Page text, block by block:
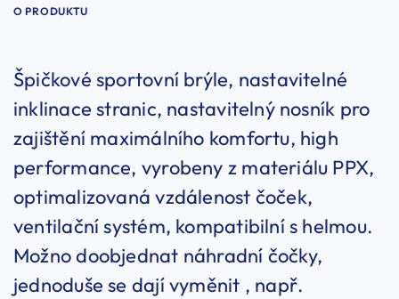
O PRODUKTU
Špičkové sportovní brýle, nastavitelné
inklinace stranic, nastavitelný nosník pro
zajištění maximálního komfortu, high
performance, vyrobeny z materiálu PPX,
optimalizovaná vzdálenost čoček,
ventilační systém, kompatibilní s helmou.
Možno doobjednat náhradní čočky,
jednoduše se dají vyměnit , např.